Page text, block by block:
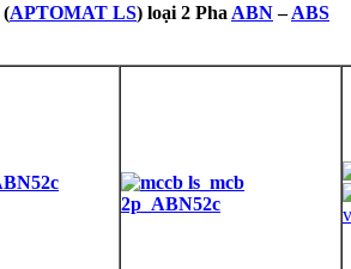
(APTOMAT LS) loại 2 Pha ABN–ABS